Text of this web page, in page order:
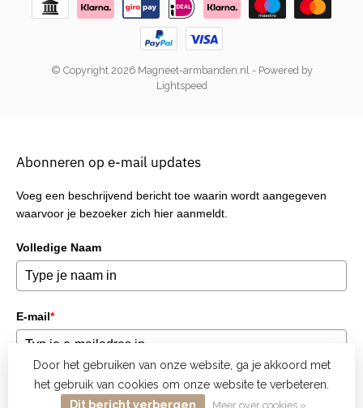
© Copyright 2026 Magneet-armbanden.nl- Powered by
Lightspeed
Door het gebruiken van onze website, ga je akkoord met
het gebruik van cookies om onze website te verbeteren.
Dit bericht verbergen
Meer over cookies »
Abonneren op e-mail updates
Voeg een beschrijvend bericht toe waarin wordt aangegeven
waarvoor je bezoeker zich hier aanmeldt.
Volledige Naam
E-mail*
Verzend